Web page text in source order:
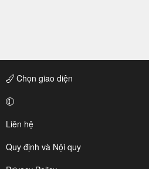
Chọn giao diện
Liên hệ
Quy định và Nội quy